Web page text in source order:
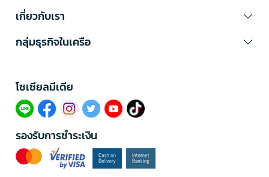
เกี่ยวกับเรา
กลุ่มธุรกิจในเครือ
โซเซียลมีเดีย​
รองรับการชำระเงิน